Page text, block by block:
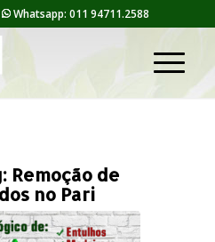
Whatsapp: 011 94711.2588
Remoção de
no Pari